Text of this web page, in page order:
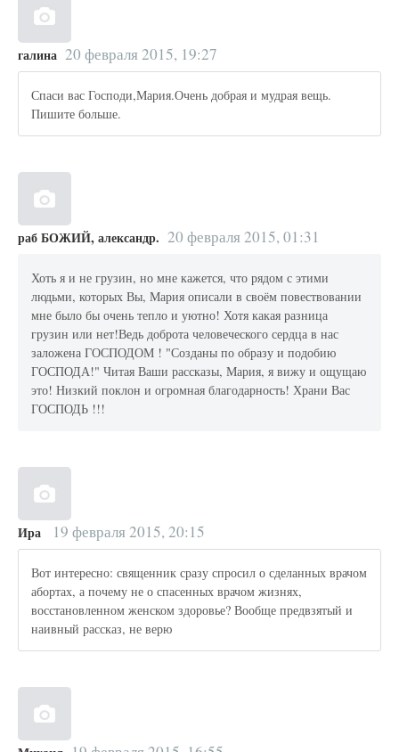
галина 20 февраля 2015, 19:27
Спаси вас Господи,Мария.Очень добрая и мудрая вещь.
Пишите больше.
раб БОЖИЙ, александр. 20 февраля 2015, 01:31
Хоть я и не грузин, но мне кажется, что рядом с этими
людьми, которых Вы, Мария описали в своём повествовании
мне было бы очень тепло и уютно! Хотя какая разница
грузин или нет!Ведь доброта человеческого сердца в нас
заложена ГОСПОДОМ ! "Созданы по образу и подобию
ГОСПОДА!" Читая Ваши рассказы, Мария, я вижу и ощущаю
это! Низкий поклон и огромная благодарность! Храни Вас
ГОСПОДЬ !!!
Ира 19 февраля 2015, 20:15
Вот интересно: священник сразу спросил о сделанных врачом
абортах, а почему не о спасенных врачом жизнях,
восстановленном женском здоровье? Вообще предвзятый и
наивный рассказ, не верю